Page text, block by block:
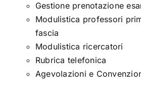
Gestione prenotazione
Modulistica professori
fascia
Modulistica ricercatori
Rubrica telefonica
Agevolazioni e